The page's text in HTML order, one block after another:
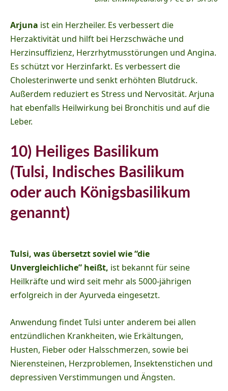
Arjuna ist ein Herzheiler. Es verbessert die
Herzaktivität und hilft bei Herzschwäche und
Herzinsuffizienz, Herzrhytmusstörungen und Angina.
Es schützt vor Herzinfarkt. Es verbessert die
Cholesterinwerte und senkt erhöhten Blutdruck.
Außerdem reduziert es Stress und Nervosität. Arjuna
hat ebenfalls Heilwirkung bei Bronchitis und auf die
Leber.
10) Heiliges Basilikum
(Tulsi, Indisches Basilikum
oder auch Königsbasilikum
genannt)
Tulsi, was übersetzt soviel wie “die
Unvergleichliche” heißt, ist bekannt für seine
Heilkräfte und wird seit mehr als 5000-jährigen
erfolgreich in der Ayurveda eingesetzt.
Anwendung findet Tulsi unter anderem bei allen
entzündlichen Krankheiten, wie Erkältungen,
Husten, Fieber oder Halsschmerzen, sowie bei
Nierensteinen, Herzproblemen, Insektenstichen und
depressiven Verstimmungen und Ängsten.